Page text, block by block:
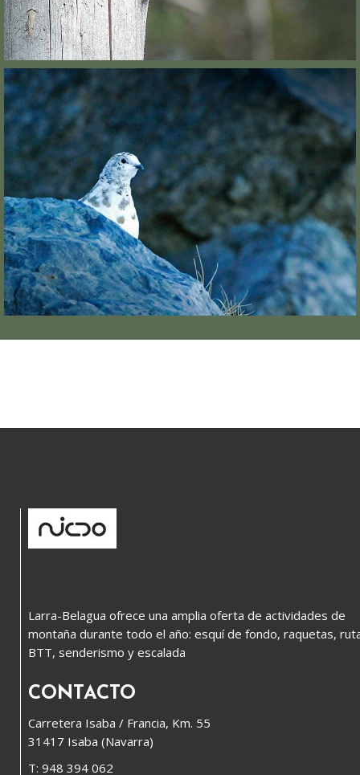
Larra-Belagua ofrece una amplia oferta de actividades de
montaña durante todo el año: esquí de fondo, raquetas,
BTT, senderismo y escalada
CONTACTO
Carretera Isaba / Francia, Km. 55
31417 Isaba (Navarra)
T: 948 394 062